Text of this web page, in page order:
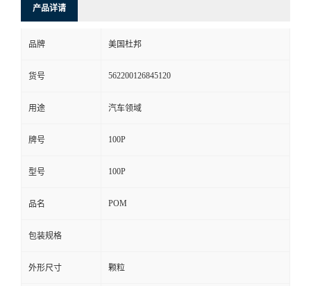
产品详请
品牌 美国杜邦
货号 562200126845120
用途 汽车领域
牌号 100P
型号 100P
品名 POM
包装规格
外形尺寸 颗粒